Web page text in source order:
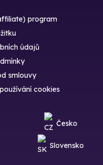
program
údajů
smlouvy
cookies
Česko
Slovensko